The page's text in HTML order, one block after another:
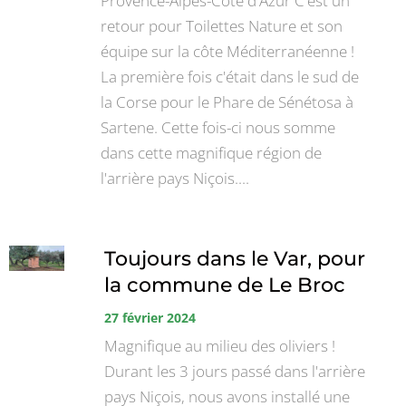
retour pour Toilettes Nature et son
équipe sur la côte Méditerranéenne !
La première fois c'était dans le sud de
la Corse pour le Phare de Sénétosa à
Sartene. Cette fois-ci nous somme
dans cette magnifique région de
l'arrière pays Niçois....
Toujours dans le Var, pour
la commune de Le Broc
27 février 2024
Magnifique au milieu des oliviers !
Durant les 3 jours passé dans l'arrière
pays Niçois, nous avons installé une